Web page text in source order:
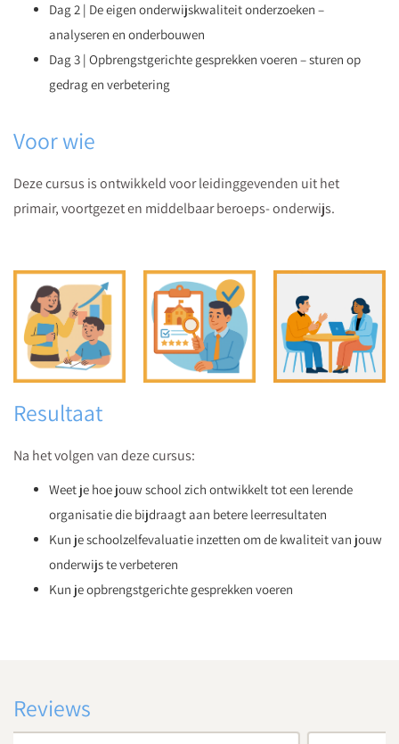
Dag 2 | De eigen onderwijskwaliteit onderzoeken –
analyseren en onderbouwen
Dag 3 | Opbrengstgerichte gesprekken voeren – sturen op
gedrag en verbetering
Voor wie
Deze cursus is ontwikkeld voor leidinggevenden uit het
primair, voortgezet en middelbaar beroeps- onderwijs.
Resultaat
Na het volgen van deze cursus:
Weet je hoe jouw school zich ontwikkelt tot een lerende
organisatie die bijdraagt aan betere leerresultaten
Kun je schoolzelfevaluatie inzetten om de kwaliteit van jouw
onderwijs te verbeteren
Kun je opbrengstgerichte gesprekken voeren
Reviews